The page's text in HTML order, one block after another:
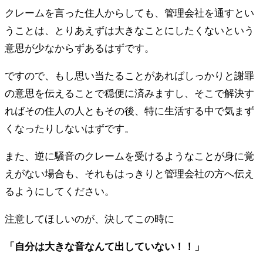
クレームを言った住人からしても、管理会社を通すとい
うことは、とりあえずは大きなことにしたくないという
意思が少なからずあるはずです。
ですので、もし思い当たることがあればしっかりと謝罪
の意思を伝えることで穏便に済みますし、そこで解決す
ればその住人の人ともその後、特に生活する中で気まず
くなったりしないはずです。
また、逆に騒音のクレームを受けるようなことが身に覚
えがない場合も、それもはっきりと管理会社の方へ伝え
るようにしてください。
注意してほしいのが、決してこの時に
「自分は大きな音なんて出していない！！」